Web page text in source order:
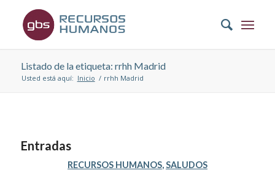
Listado de la etiqueta: rrhh Madrid
Usted está aquí: Inicio / rrhh Madrid
Entradas
RECURSOS HUMANOS,SALUDOS